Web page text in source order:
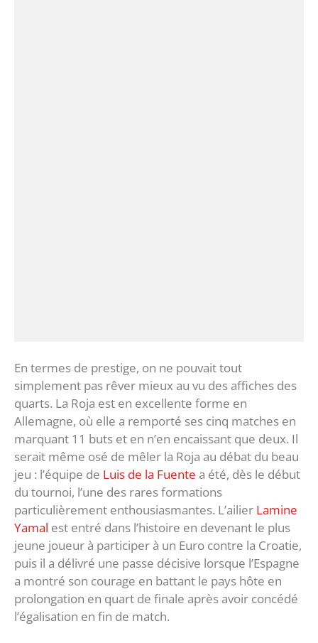
En termes de prestige, on ne pouvait tout
simplement pas rêver mieux au vu des affiches des
quarts. La Roja est en excellente forme en
Allemagne, où elle a remporté ses cinq matches en
marquant 11 buts et en n’en encaissant que deux. Il
serait même osé de mêler la Roja au débat du beau
jeu : l’équipe de Luis de la Fuente a été, dès le début
du tournoi, l’une des rares formations
particulièrement enthousiasmantes. L’ailier Lamine
Yamal est entré dans l’histoire en devenant le plus
jeune joueur à participer à un Euro contre la Croatie,
puis il a délivré une passe décisive lorsque l’Espagne
a montré son courage en battant le pays hôte en
prolongation en quart de finale après avoir concédé
l’égalisation en fin de match.